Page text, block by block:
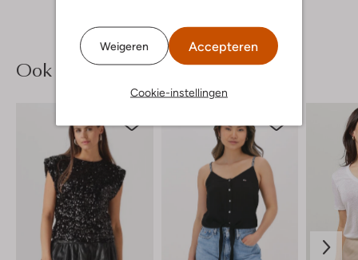
Weigeren Accepteren
Cookie-instellingen
Ook iets voor jou?